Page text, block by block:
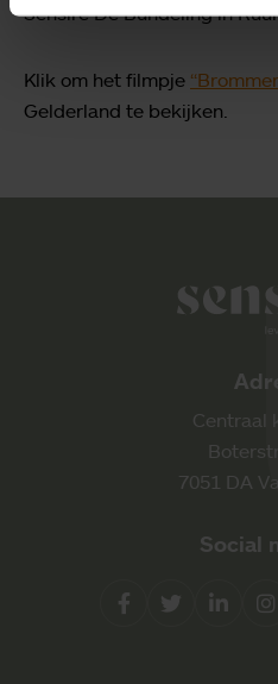
Sensire De Bundeling in
Klik om het filmpje
Gelderland te bekijken.
Centraal
7051 DA
Social
FacebookTwitter